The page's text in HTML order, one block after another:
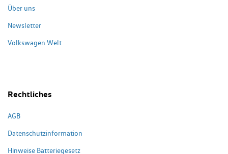
Über uns
Newsletter
Volkswagen Welt
Rechtliches
AGB
Datenschutzinformation
Hinweise Batteriegesetz